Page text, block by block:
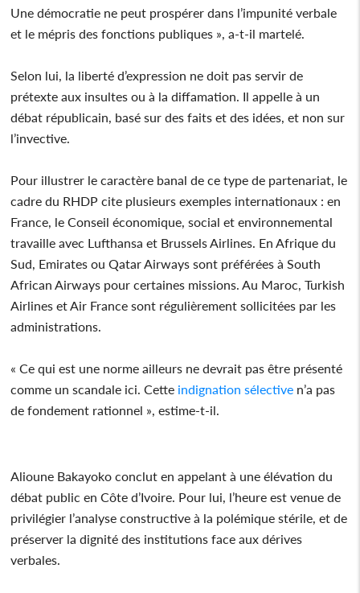
Une démocratie ne peut prospérer dans l’impunité verbale
et le mépris des fonctions publiques », a-t-il martelé.
Selon lui, la liberté d’expression ne doit pas servir de
prétexte aux insultes ou à la diffamation. Il appelle à un
débat républicain, basé sur des faits et des idées, et non sur
l’invective.
Pour illustrer le caractère banal de ce type de partenariat, le
cadre du RHDP cite plusieurs exemples internationaux : en
France, le Conseil économique, social et environnemental
travaille avec Lufthansa et Brussels Airlines. En Afrique du
Sud, Emirates ou Qatar Airways sont préférées à South
African Airways pour certaines missions. Au Maroc, Turkish
Airlines et Air France sont régulièrement sollicitées par les
administrations.
« Ce qui est une norme ailleurs ne devrait pas être présenté
comme un scandale ici. Cette indignation sélective n’a pas
de fondement rationnel », estime-t-il.
Alioune Bakayoko conclut en appelant à une élévation du
débat public en Côte d’Ivoire. Pour lui, l’heure est venue de
privilégier l’analyse constructive à la polémique stérile, et de
préserver la dignité des institutions face aux dérives
verbales.